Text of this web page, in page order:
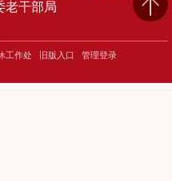
老干部局
工作处 旧版入口 管理登录